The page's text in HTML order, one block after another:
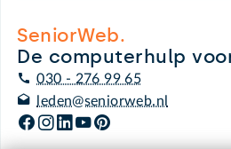
SeniorWeb.
De computerhulp
030 - 276 99 65
leden@seniorweb.nl